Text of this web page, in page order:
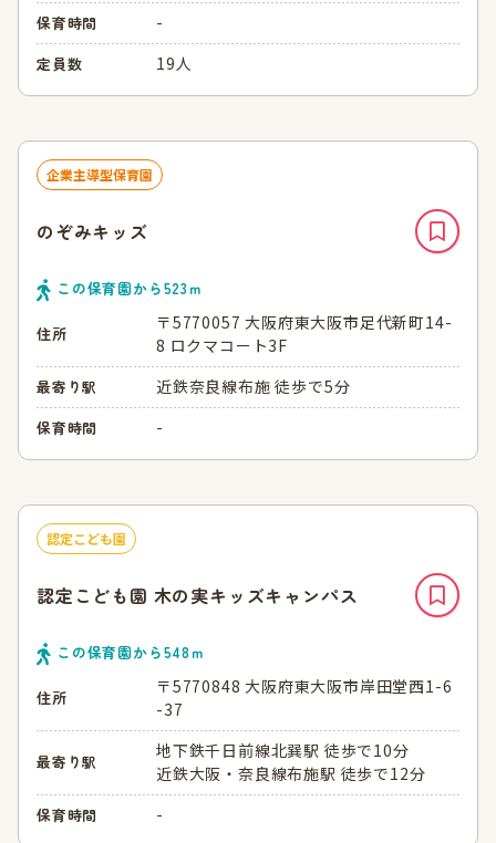
保育時間 -
定員数 19人
企業主導型保育園
のぞみキッズ
この保育園から523ｍ
住所
〒5770057 大阪府東大阪市足代新町14-
8 ロクマコート3F
最寄り駅 近鉄奈良線布施 徒歩で5分
保育時間 -
認定こども園
認定こども園 木の実キッズキャンパス
この保育園から548ｍ
住所
〒5770848 大阪府東大阪市岸田堂西1-6
-37
最寄り駅
地下鉄千日前線北巽駅 徒歩で10分
近鉄大阪・奈良線布施駅 徒歩で12分
保育時間 -